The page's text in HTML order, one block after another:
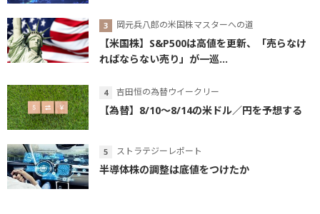
岡元兵八郎の米国株マスターへの道
【米国株】S&P500は高値を更新、「売らなけ
ればならない売り」が一巡...
吉田恒の為替ウイークリー
【為替】8/10～8/14の米ドル／円を予想する
ストラテジーレポート
半導体株の調整は底値をつけたか